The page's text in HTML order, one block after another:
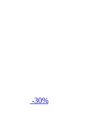
-30%